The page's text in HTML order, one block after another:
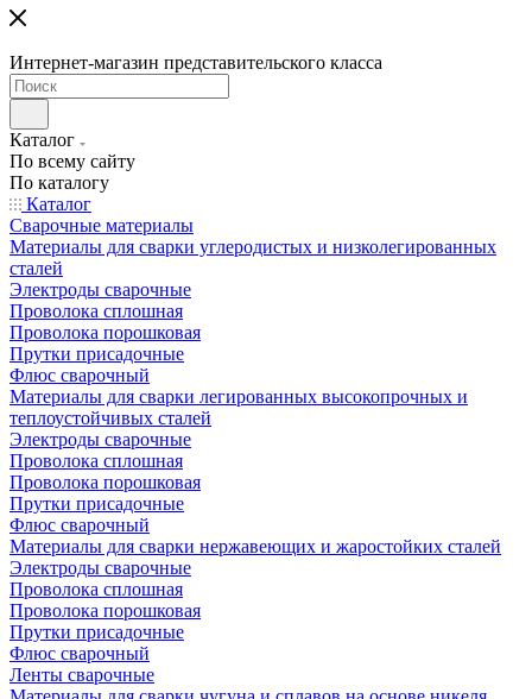
Интернет-магазин представительского класса
Каталог
По всему сайту
По каталогу
Каталог
Сварочные материалы
Материалы для сварки углеродистых и низколегированных
сталей
Электроды сварочные
Проволока сплошная
Проволока порошковая
Прутки присадочные
Флюс сварочный
Материалы для сварки легированных высокопрочных и
теплоустойчивых сталей
Электроды сварочные
Проволока сплошная
Проволока порошковая
Прутки присадочные
Флюс сварочный
Материалы для сварки нержавеющих и жаростойких сталей
Электроды сварочные
Проволока сплошная
Проволока порошковая
Прутки присадочные
Флюс сварочный
Ленты сварочные